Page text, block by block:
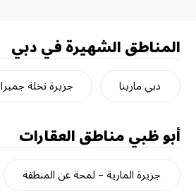
المناطق الشهيرة في دبي
دبي مارينا جزيرة نخلة جميرا
أبو ظبيمناطق العقارات
جزيرة المارية – لمحة عن المنطقة